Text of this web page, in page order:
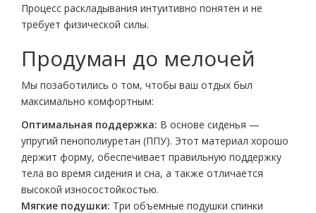
Процесс раскладывания интуитивно понятен и не
требует физической силы.
Продуман до мелочей
Мы позаботились о том, чтобы ваш отдых был
максимально комфортным:
Оптимальная поддержка: В основе сиденья —
упругий пенополиуретан (ППУ). Этот материал хорошо
держит форму, обеспечивает правильную поддержку
тела во время сидения и сна, а также отличается
высокой износостойкостью.
Мягкие подушки: Три объемные подушки спинки